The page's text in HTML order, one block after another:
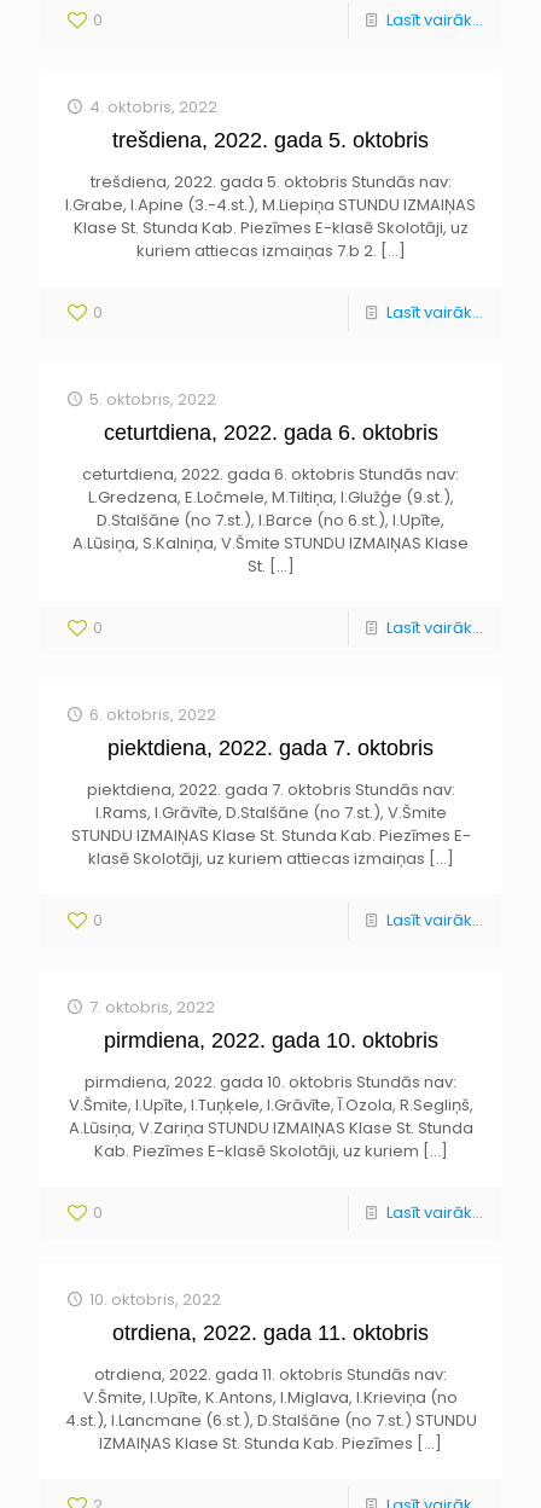
0 Lasīt vairāk...
4. oktobris, 2022
trešdiena, 2022. gada 5. oktobris
trešdiena, 2022. gada 5. oktobris Stundās nav:
I.Grabe, I.Apine (3.-4.st.), M.Liepiņa STUNDU IZMAIŅAS
Klase St. Stunda Kab. Piezīmes E-klasē Skolotāji, uz
kuriem attiecas izmaiņas 7.b 2. […]
0 Lasīt vairāk...
5. oktobris, 2022
ceturtdiena, 2022. gada 6. oktobris
ceturtdiena, 2022. gada 6. oktobris Stundās nav:
L.Gredzena, E.Ločmele, M.Tiltiņa, I.Glužģe (9.st.),
D.Stalšāne (no 7.st.), I.Barce (no 6.st.), I.Upīte,
A.Lūsiņa, S.Kalniņa, V.Šmite STUNDU IZMAIŅAS Klase
St. […]
0 Lasīt vairāk...
6. oktobris, 2022
piektdiena, 2022. gada 7. oktobris
piektdiena, 2022. gada 7. oktobris Stundās nav:
I.Rams, I.Grāvīte, D.Stalšāne (no 7.st.), V.Šmite
STUNDU IZMAIŅAS Klase St. Stunda Kab. Piezīmes E-
klasē Skolotāji, uz kuriem attiecas izmaiņas […]
0 Lasīt vairāk...
7. oktobris, 2022
pirmdiena, 2022. gada 10. oktobris
pirmdiena, 2022. gada 10. oktobris Stundās nav:
V.Šmite, I.Upīte, I.Tuņķele, I.Grāvīte, Ī.Ozola, R.Segliņš,
A.Lūsiņa, V.Zariņa STUNDU IZMAIŅAS Klase St. Stunda
Kab. Piezīmes E-klasē Skolotāji, uz kuriem […]
0 Lasīt vairāk...
10. oktobris, 2022
otrdiena, 2022. gada 11. oktobris
otrdiena, 2022. gada 11. oktobris Stundās nav:
V.Šmite, I.Upīte, K.Antons, I.Miglava, I.Krieviņa (no
4.st.), I.Lancmane (6.st.), D.Stalšāne (no 7.st.) STUNDU
IZMAIŅAS Klase St. Stunda Kab. Piezīmes […]